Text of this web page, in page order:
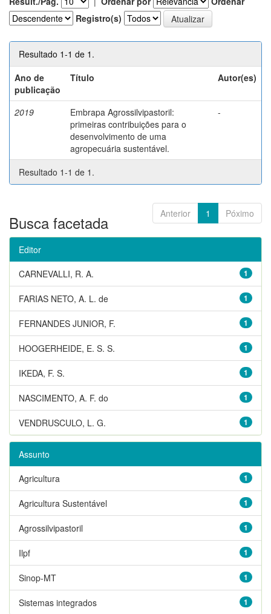
Registro(s)
Resultado 1-1 de 1.
Ano de
publicação
Título Autor(es)
2019
Embrapa Agrossilvipastoril:
primeiras contribuições para o
desenvolvimento de uma
agropecuária sustentável.
-
Resultado 1-1 de 1.
Anterior 1 Póximo
Busca facetada
Editor
1
CARNEVALLI, R. A.
1
FARIAS NETO, A. L. de
1
FERNANDES JUNIOR, F.
1
HOOGERHEIDE, E. S. S.
1
IKEDA, F. S.
1
NASCIMENTO, A. F. do
1
VENDRUSCULO, L. G.
Assunto
1
Agricultura
1
Agricultura Sustentável
1
Agrossilvipastoril
1
Ilpf
1
Sinop-MT
1
Sistemas integrados